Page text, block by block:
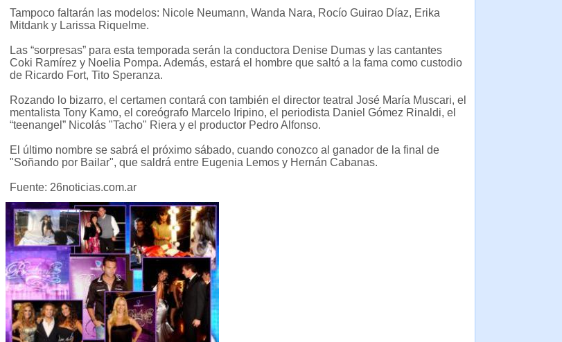
Tampoco faltarán las modelos: Nicole Neumann, Wanda Nara, Rocío Guirao Díaz, Erika
Mitdank y Larissa Riquelme.
Las “sorpresas” para esta temporada serán la conductora Denise Dumas y las cantantes
Coki Ramírez y Noelia Pompa. Además, estará el hombre que saltó a la fama como custodio
de Ricardo Fort, Tito Speranza.
Rozando lo bizarro, el certamen contará con también el director teatral José María Muscari, el
mentalista Tony Kamo, el coreógrafo Marcelo Iripino, el periodista Daniel Gómez Rinaldi, el
“teenangel” Nicolás "Tacho" Riera y el productor Pedro Alfonso.
El último nombre se sabrá el próximo sábado, cuando conozco al ganador de la final de
"Soñando por Bailar", que saldrá entre Eugenia Lemos y Hernán Cabanas.
Fuente: 26noticias.com.ar